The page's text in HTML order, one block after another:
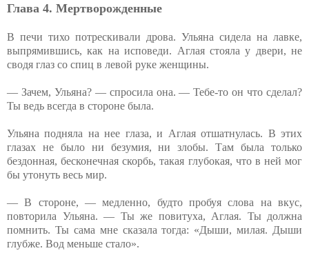
Глава 4. Мертворожденные
В печи тихо потрескивали дрова. Ульяна сидела на лавке,
выпрямившись, как на исповеди. Аглая стояла у двери, не
сводя глаз со спиц в левой руке женщины.
— Зачем, Ульяна? — спросила она. — Тебе-то он что сделал?
Ты ведь всегда в стороне была.
Ульяна подняла на нее глаза, и Аглая отшатнулась. В этих
глазах не было ни безумия, ни злобы. Там была только
бездонная, бесконечная скорбь, такая глубокая, что в ней мог
бы утонуть весь мир.
— В стороне, — медленно, будто пробуя слова на вкус,
повторила Ульяна. — Ты же повитуха, Аглая. Ты должна
помнить. Ты сама мне сказала тогда: «Дыши, милая. Дыши
глубже. Вод меньше стало».